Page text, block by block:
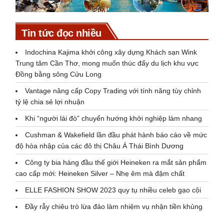
Tin tức đọc nhiều
Indochina Kajima khởi công xây dựng Khách sạn Wink
Trung tâm Cần Thơ, mong muốn thúc đẩy du lịch khu vực
Đồng bằng sông Cửu Long
Vantage nâng cấp Copy Trading với tính năng tùy chỉnh
tỷ lệ chia sẻ lợi nhuận
Khi “người lái đò” chuyển hướng khởi nghiệp làm nhang
Cushman & Wakefield lần đầu phát hành báo cáo về mức
độ hòa nhập của các đô thị Châu Á Thái Bình Dương
Công ty bia hàng đầu thế giới Heineken ra mắt sản phẩm
cao cấp mới: Heineken Silver – Nhẹ êm mà đậm chất
ELLE FASHION SHOW 2023 quy tụ nhiều celeb gạo cội
Đầy rẫy chiêu trò lừa đảo làm nhiệm vụ nhận tiền khủng